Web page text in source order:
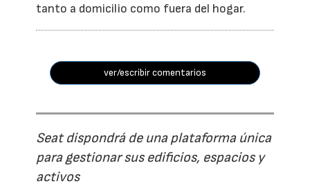
tanto a domicilio como fuera del hogar.
ver/escribir comentarios
Seat dispondrá de una plataforma única
para gestionar sus edificios, espacios y
activos